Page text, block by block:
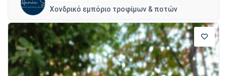
Χονδρικό εμπόριο τροφίμων & ποτών